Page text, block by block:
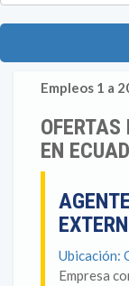
Empleos 1 a
EN
Ubicación:
Empresa